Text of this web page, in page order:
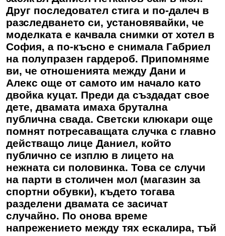
Друг последовател стига и по-далеч в
разследването си, установявайки, че
моделката е качвала снимки от хотел в
София, а по-късно е снимала Габриел
на полупразен гардероб. Припомняме
ви, че отношенията между Дани и
Алекс още от самото им начало като
двойка куцат. Преди да създадат свое
дете, двамата имаха брутална
публична свада. Светски клюкари още
помнят потресаващата случка с главно
действащо лице Даниел, който
публично се изплю в лицето на
нежната си половинка. Това се случи
на парти в столичен мол (магазин за
спортни обувки), където тогава
разделени двамата се засичат
случайно. По онова време
напрежението между тях ескалира, тъй